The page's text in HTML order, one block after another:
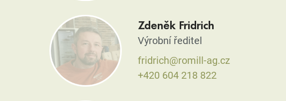
Zdeněk Fridrich
Výrobní ředitel
fridrich@romill-ag.cz
+420 604 218 822